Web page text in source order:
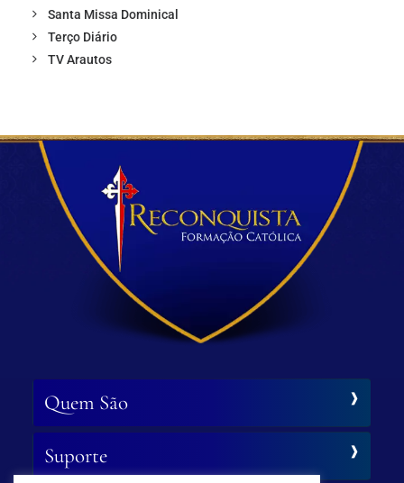
Santa Missa Dominical
Terço Diário
TV Arautos
Quem São
Suporte